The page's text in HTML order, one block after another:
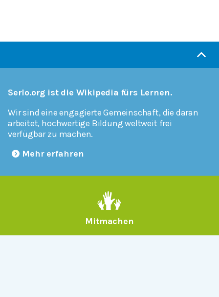
Serlo.org ist die Wikipedia fürs Lernen.
Wir sind eine engagierte Gemeinschaft, die daran
arbeitet, hochwertige Bildung weltweit frei
verfügbar zu machen.
Mehr erfahren
Mitmachen